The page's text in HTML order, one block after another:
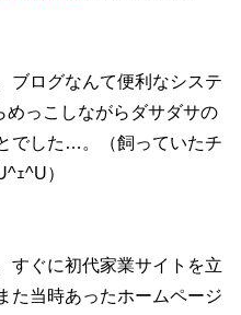
ブログなんて便利なシステ
めっこしながらダサダサの
でした…。（飼っていたチ
ｪ^U）
すぐに初代家業サイトを立
た当時あったホームページ